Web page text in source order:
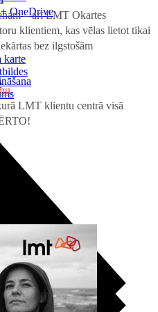
OneDrive
karte
– arī LMT Okartes
klientiem, kas vēlas lietot tikai
bez ilgstošām
.
LMT klientu centrā visā